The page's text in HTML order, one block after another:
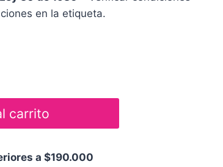
en la etiqueta.
carrito
a $190.000